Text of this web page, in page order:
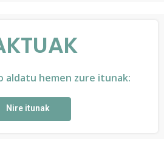
aldatu hemen zure itunak:
Nire itunak